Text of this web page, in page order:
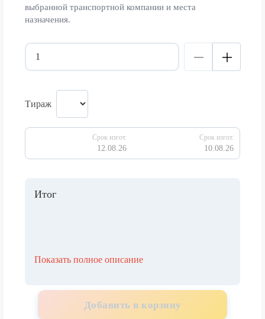
выбранной транспортной компании и места
назначения.
Тираж
Срок изгот.
12.08.26
Срок изгот.
10.08.26
Итог
Показать полное описание
Добавить в корзину